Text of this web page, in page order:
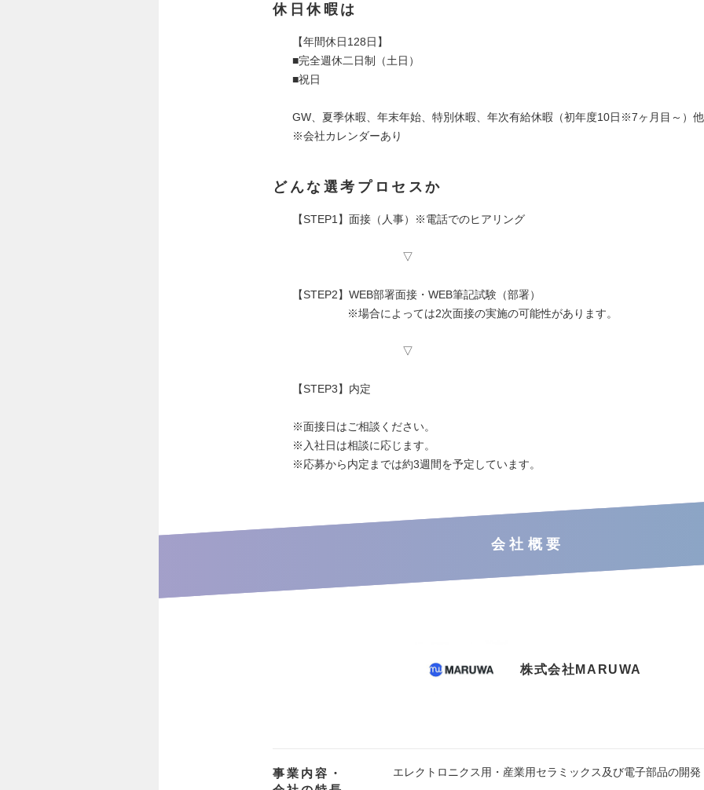
休日休暇は
【年間休日128日】
■完全週休二日制（土日）
■祝日
GW、夏季休暇、年末年始、特別休暇、年次有給休暇（初年度10日※7ヶ月目～）他
※会社カレンダーあり
どんな選考プロセスか
【STEP1】面接（人事）※電話でのヒアリング
▽
【STEP2】WEB部署面接・WEB筆記試験（部署）
※場合によっては2次面接の実施の可能性があります。
▽
【STEP3】内定
※面接日はご相談ください。
※入社日は相談に応じます。
※応募から内定までは約3週間を予定しています。
会社概要
株式会社MARUWA
事業内容・
エレクトロニクス用・産業用セラミックス及び電子部品の開